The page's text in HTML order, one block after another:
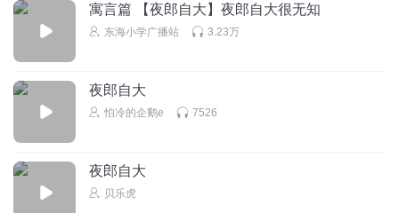
寓言篇 【夜郎自大】夜郎自大很无知
东海小学广播站 3.23万
夜郎自大
怕冷的企鹅e 7526
夜郎自大
贝乐虎